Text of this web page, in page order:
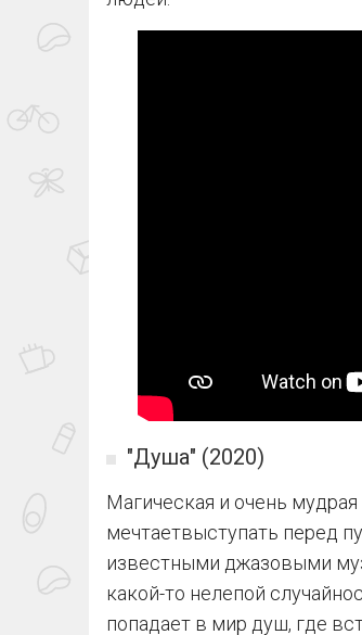
"Душа" (2020)
Магическая и очень
мечтаетвыступать перед
известными джазовыми
какой-то нелепой
попадает в мир душ, где